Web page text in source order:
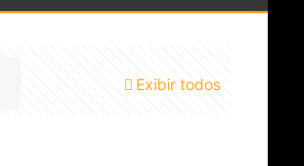
Exibir todos